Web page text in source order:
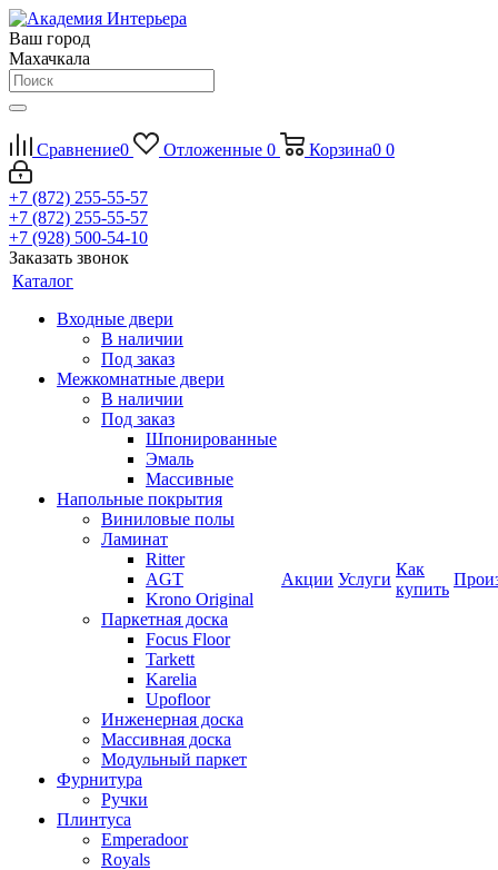
Ваш город
Махачкала
Сравнение0 Отложенные 0 Корзина0 0
+7 (872) 255-55-57
+7 (872) 255-55-57
+7 (928) 500-54-10
Заказать звонок
Каталог
Входные двери
В наличии
Под заказ
Межкомнатные двери
В наличии
Под заказ
Шпонированные
Эмаль
Массивные
Напольные покрытия
Виниловые полы
Ламинат
Ritter
AGT
Krono Original
Паркетная доска
Focus Floor
Tarkett
Karelia
Upofloor
Инженерная доска
Массивная доска
Модульный паркет
Фурнитура
Ручки
Плинтуса
Emperadoor
Royals
Акции Услуги
Как
купить